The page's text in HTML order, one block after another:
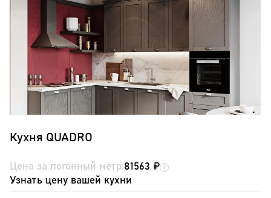
Кухня QUADRO
Цена за погонный метр:81563 ₽
Узнать цену вашей кухни